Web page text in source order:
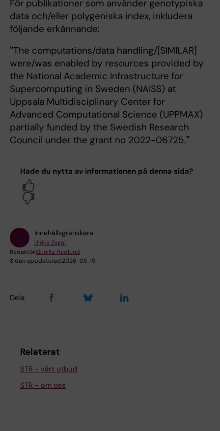
För publikationer som använder genotypiska
data och/eller polygeniska index, inkludera
följande erkännande:
"The computations/data handling/[SIMILAR]
were/was enabled by resources provided by
the National Academic Infrastructure for
Supercomputing in Sweden (NAISS) at
Uppsala Multidisciplinary Center for
Advanced Computational Science (UPPMAX)
partially funded by the Swedish Research
Council under the grant no 2022-06725."
Hade du nytta av informationen på denna sida?
Innehållsgranskare:
Ulrika Zagai
Redaktör:Gunilla Hedlund
Sidan uppdaterad:2026-05-19
Dela
Relaterat
STR - vårt utbud
STR - om oss